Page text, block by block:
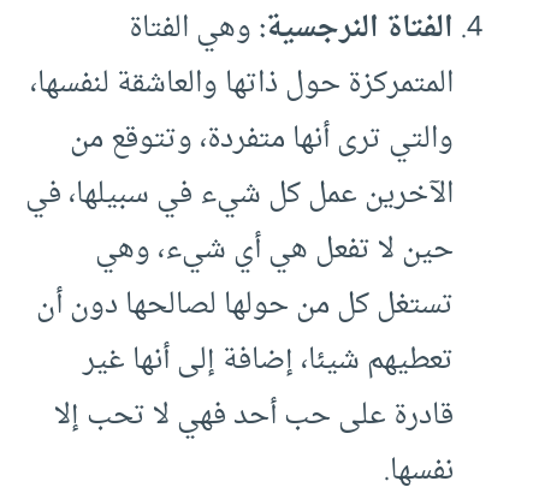
الفتاة النرجسية:وهي الفتاة
المتمركزة حول ذاتها والعاشقة لنفسها،
والتي ترى أنها متفردة، وتتوقع من
الآخرين عمل كل شيء في سبيلها، في
حين لا تفعل هي أي شيء، وهي
تستغل كل من حولها لصالحها دون أن
تعطيهم شيئا، إضافة إلى أنها غير
قادرة على حب أحد فهي لا تحب إلا
نفسها.